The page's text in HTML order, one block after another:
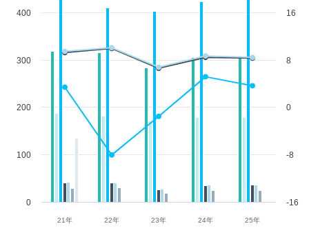
21年 22年 23年 24年 25年
0
100
200
300
400
-16
-8
0
8
16